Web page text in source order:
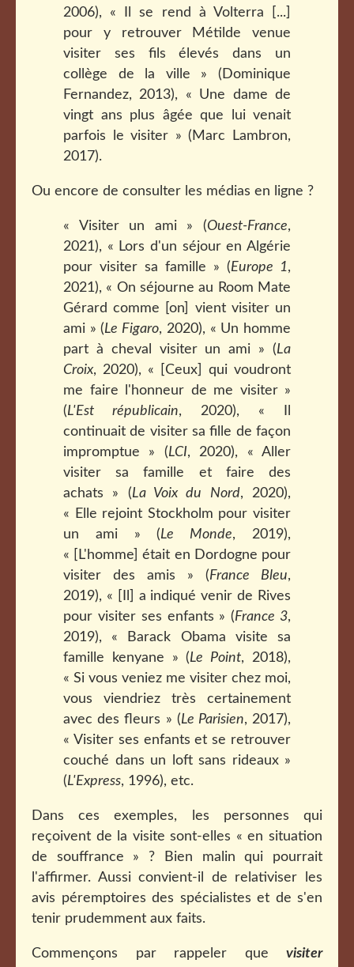
2006), « Il se rend à Volterra [...]
pour y retrouver Métilde venue
visiter ses fils élevés dans un
collège de la ville » (Dominique
Fernandez, 2013), « Une dame de
vingt ans plus âgée que lui venait
parfois le visiter » (Marc Lambron,
2017).
Ou encore de consulter les médias en ligne ?
« Visiter un ami » (Ouest-France,
2021), « Lors d'un séjour en Algérie
pour visiter sa famille » (Europe 1,
2021), « On séjourne au Room Mate
Gérard comme [on] vient visiter un
ami » (Le Figaro, 2020), « Un homme
part à cheval visiter un ami » (La
Croix, 2020), « [Ceux] qui voudront
me faire l'honneur de me visiter »
(L'Est républicain, 2020), « Il
continuait de visiter sa fille de façon
impromptue » (LCI, 2020), « Aller
visiter sa famille et faire des
achats » (La Voix du Nord, 2020),
« Elle rejoint Stockholm pour visiter
un ami » (Le Monde, 2019),
« [L'homme] était en Dordogne pour
visiter des amis » (France Bleu,
2019), « [Il] a indiqué venir de Rives
pour visiter ses enfants » (France 3,
2019), « Barack Obama visite sa
famille kenyane » (Le Point, 2018),
« Si vous veniez me visiter chez moi,
vous viendriez très certainement
avec des fleurs » (Le Parisien, 2017),
« Visiter ses enfants et se retrouver
couché dans un loft sans rideaux »
(L'Express, 1996), etc.
Dans ces exemples, les personnes qui
reçoivent de la visite sont-elles « en situation
de souffrance » ? Bien malin qui pourrait
l'affirmer. Aussi convient-il de relativiser les
avis péremptoires des spécialistes et de s'en
tenir prudemment aux faits.
Commençons par rappeler que visiter